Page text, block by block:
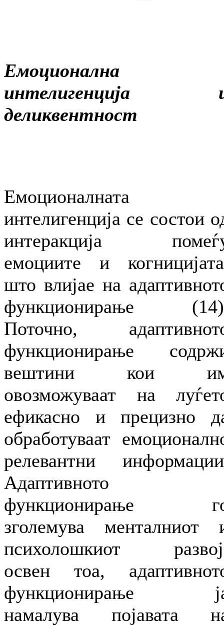
Емоционална
интелигенција
деликвентност
Емоционалната
интелигенција се состои
интеракција
емоциите и
што влијае на
функционирање
Поточно,
функционирање
вештини кои
овозможуваат на
ефикасно и прецизно
обработуваат
релевантни
Адаптивното
функционирање
зголемува менталниот
психолошкиот
освен тоа,
функционирање
намалува појавата